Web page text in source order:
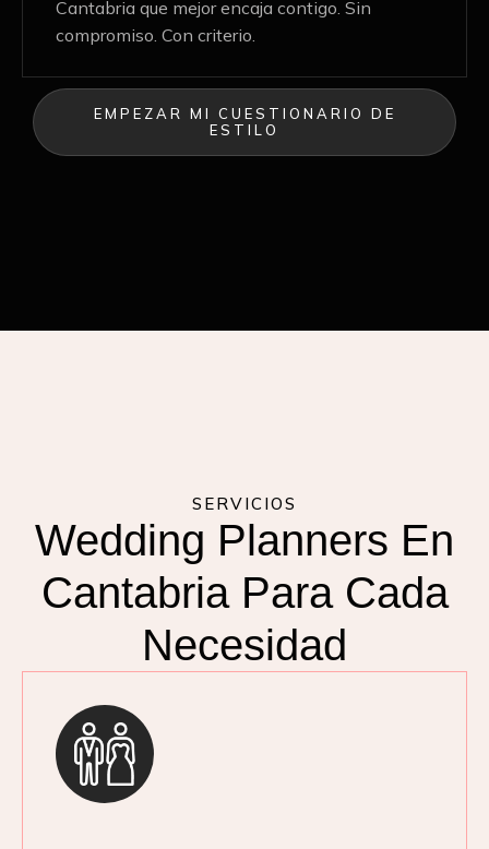
Cantabria que mejor encaja contigo. Sin
compromiso. Con criterio.
EMPEZAR MI CUESTIONARIO DE
ESTILO
SERVICIOS
Wedding Planners En
Cantabria Para Cada
Necesidad